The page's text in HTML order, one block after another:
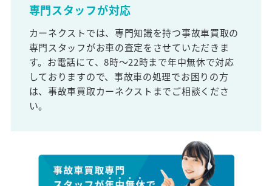
専門スタッフが対応
カーネクストでは、専門知識を持つ事故車買取の
専門スタッフがお車の査定をさせていただきま
す。お電話にて、8時～22時まで年中無休で対応
しておりますので、事故車の処理でお困りの方
は、事故車買取カーネクストまでご相談くださ
い。